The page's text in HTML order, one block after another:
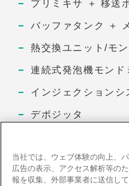
プリミキサ ＋ 移送
バッファタンク ＋
熱交換ユニット/モ
連続式発泡機モンド
インジェクションシ
デポジッタ
ライン特性
当社では、ウェブ体験の向上、
広告の表示、アクセス解析等の
報を収集、外部事業者に送信し